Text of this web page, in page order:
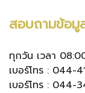
สอบถามข้อมู
ทุกวัน เวลา
เบอร์โทร : 044-
เบอร์โทร : 044-